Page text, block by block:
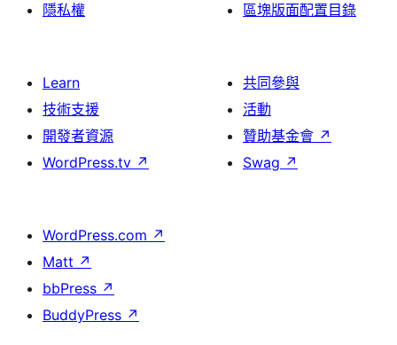
隱私權
區塊版面配置目錄
Learn
技術支援
開發者資源
WordPress.tv ↗
共同參與
活動
贊助基金會 ↗
Swag ↗
WordPress.com ↗
Matt ↗
bbPress ↗
BuddyPress ↗